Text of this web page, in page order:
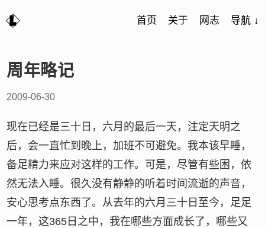
首页 关于 网志 导航 ↓
周年略记
2009-06-30
现在已经是三十日，六月的最后一天，注定天明之
后，会一直忙到晚上，加班不可避免。我本该早睡，
备足精力来应对这样的工作。可是，尽管有些困，依
然无法入睡。很久没有静静的听着时间流逝的声音，
安心思考点东西了。从去年的六月三十日至今，足足
一年，这365日之中，我在哪些方面成长了，哪些又